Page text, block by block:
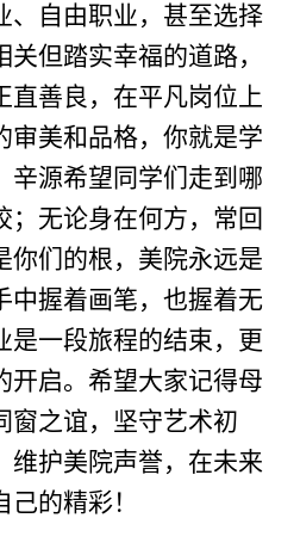
、自由职业，甚至选择
但踏实幸福的道路，
直善良，在平凡岗位上
审美和品格，你就是学
辛源希望同学们走到哪
；无论身在何方，常回
你们的根，美院永远是
中握着画笔，也握着无
是一段旅程的结束，更
开启。希望大家记得母
窗之谊，坚守艺术初
维护美院声誉，在未来
的精彩！